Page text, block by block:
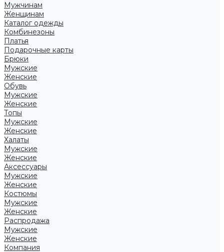
Мужчинам
Женщинам
Каталог одежды
Комбинезоны
Платья
Подарочные карты
Брюки
Мужские
Женские
Обувь
Мужские
Женские
Топы
Мужские
Женские
Халаты
Мужские
Женские
Аксессуары
Мужские
Женские
Костюмы
Мужские
Женские
Распродажа
Мужские
Женские
Компания